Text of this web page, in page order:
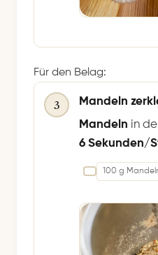
Für den Belag:
3
Mandeln
Mandeln in
6 Sekunden/
100 g